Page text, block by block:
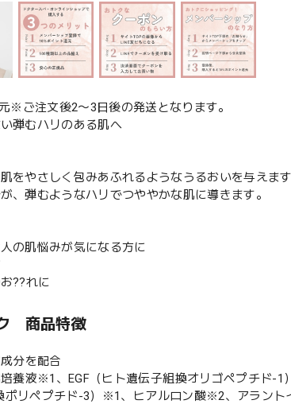
※ご注文後2〜3日後の発送となります。
弾むハリのある肌へ
をやさしく包みあふれるようなうるおいを与えます
、弾むようなハリでつややかな肌に導きます。
の肌悩みが気になる方に
??れに
商品特徴
分を配合
養液※1、EGF（ヒト遺伝子組換オリゴペプチド-1
ポリペプチド-3）※1、ヒアルロン酸※2、アラン